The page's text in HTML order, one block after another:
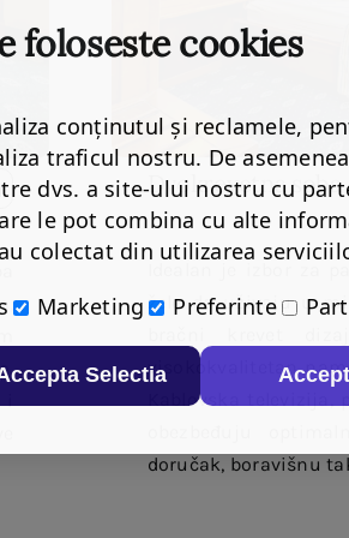
Dvokrevetna soba
Idealan je izbor za
žele da uživaju u
bračni krevet
visokokvalitetan
Kablovska
obezbeđuju
doručak, boravišnu
foloseste cookies
conținutul și reclamele,
traficul nostru. De
dvs. a site-ului nostru cu
le pot combina cu alte
colectat din utilizarea
Marketing Preferinte
Selectia